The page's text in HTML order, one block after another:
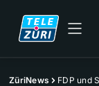
ZüriNews FDP und